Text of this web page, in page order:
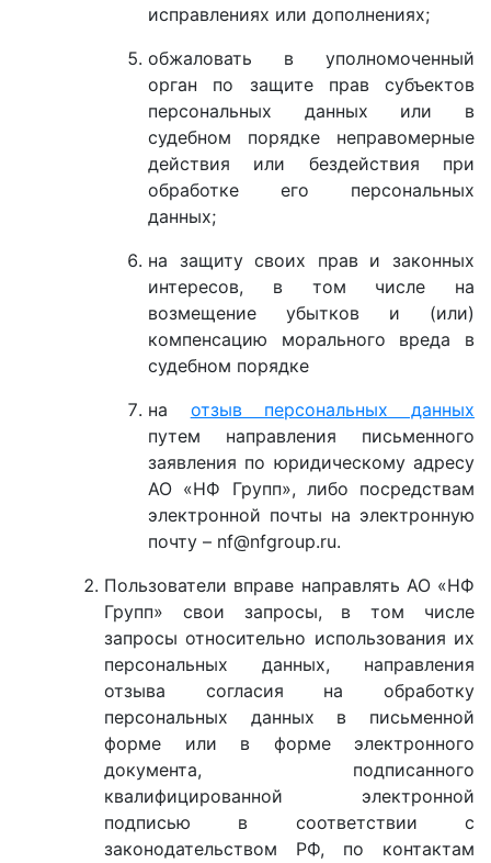
исправлениях или дополнениях;
обжаловать в уполномоченный
орган по защите прав субъектов
персональных данных или в
судебном порядке неправомерные
действия или бездействия при
обработке его персональных
данных;
на защиту своих прав и законных
интересов, в том числе на
возмещение убытков и (или)
компенсацию морального вреда в
судебном порядке
на отзыв персональных данных
путем направления письменного
заявления по юридическому адресу
АО «НФ Групп», либо посредствам
электронной почты на электронную
почту – nf@nfgroup.ru.
Пользователи вправе направлять АО «НФ
Групп» свои запросы, в том числе
запросы относительно использования их
персональных данных, направления
отзыва согласия на обработку
персональных данных в письменной
форме или в форме электронного
документа, подписанного
квалифицированной электронной
подписью в соответствии с
законодательством РФ, по контактам